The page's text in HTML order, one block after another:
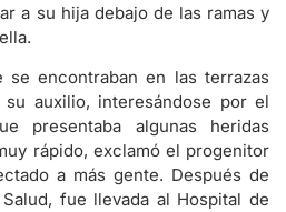
a su hija debajo de las ramas y
se encontraban en las terrazas
auxilio, interesándose por el
presentaba algunas heridas
rápido, exclamó el progenitor
a más gente. Después de
fue llevada al Hospital de